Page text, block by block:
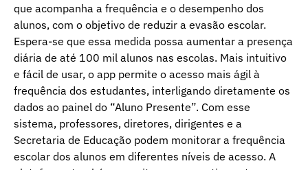
que acompanha a frequência e o desempenho dos
alunos, com o objetivo de reduzir a evasão escolar.
Espera-se que essa medida possa aumentar a presença
diária de até 100 mil alunos nas escolas. Mais intuitivo
e fácil de usar, o app permite o acesso mais ágil à
frequência dos estudantes, interligando diretamente os
dados ao painel do “Aluno Presente”. Com esse
sistema, professores, diretores, dirigentes e a
Secretaria de Educação podem monitorar a frequência
escolar dos alunos em diferentes níveis de acesso. A